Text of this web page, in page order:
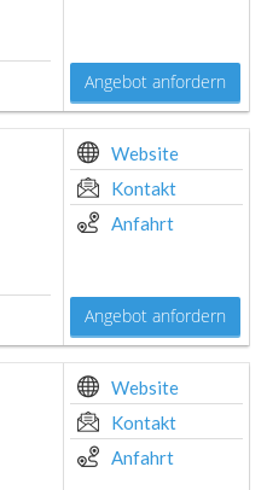
Angebot anfordern
Website
Kontakt
Anfahrt
Angebot anfordern
Website
Kontakt
Anfahrt